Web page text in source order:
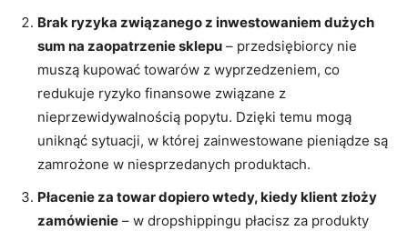
Brak ryzyka związanego z inwestowaniem dużych
sum na zaopatrzenie sklepu – przedsiębiorcy nie
muszą kupować towarów z wyprzedzeniem, co
redukuje ryzyko finansowe związane z
nieprzewidywalnością popytu. Dzięki temu mogą
uniknąć sytuacji, w której zainwestowane pieniądze są
zamrożone w niesprzedanych produktach.
Płacenie za towar dopiero wtedy, kiedy klient złoży
zamówienie – w dropshippingu płacisz za produkty